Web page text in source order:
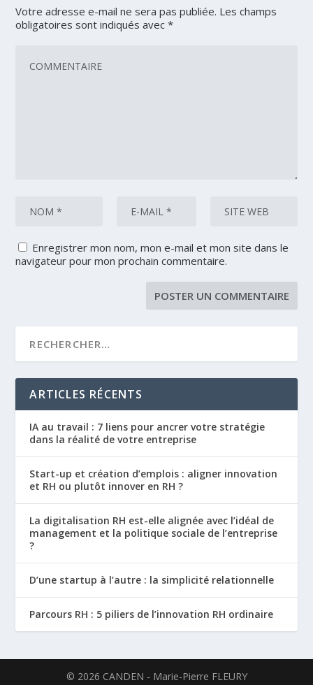
Votre adresse e-mail ne sera pas publiée. Les champs
obligatoires sont indiqués avec*
Enregistrer mon nom, mon e-mail et mon site dans le
navigateur pour mon prochain commentaire.
ARTICLES RÉCENTS
IA au travail : 7 liens pour ancrer votre stratégie
dans la réalité de votre entreprise
Start-up et création d’emplois : aligner innovation
et RH ou plutôt innover en RH ?
La digitalisation RH est-elle alignée avec l’idéal de
management et la politique sociale de l’entreprise
?
D’une startup à l’autre : la simplicité relationnelle
Parcours RH : 5 piliers de l’innovation RH ordinaire
© 2026 CANDEN - Marie-Pierre FLEURY